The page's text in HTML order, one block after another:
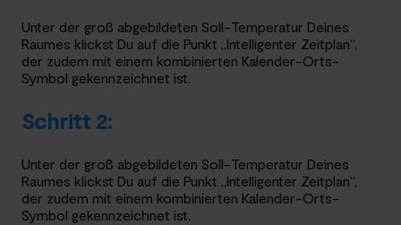
Unter der groß abgebildeten Soll-Temperatur Deines
Raumes klickst Du auf die Punkt „Intelligenter Zeitplan“,
der zudem mit einem kombinierten Kalender-Orts-
Symbol gekennzeichnet ist.
Schritt 2:
Unter der groß abgebildeten Soll-Temperatur Deines
Raumes klickst Du auf die Punkt „Intelligenter Zeitplan“,
der zudem mit einem kombinierten Kalender-Orts-
Symbol gekennzeichnet ist.